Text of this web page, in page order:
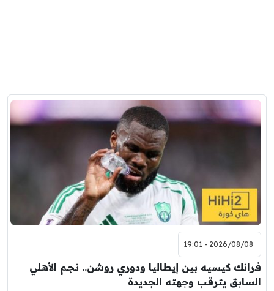
2026/08/08 - 19:01
فرانك كيسيه بين إيطاليا ودوري روشن.. نجم الأهلي
السابق يترقب وجهته الجديدة